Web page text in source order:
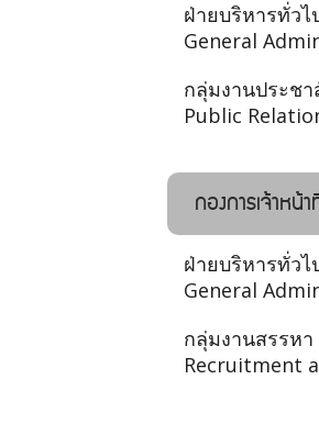
ฝ่ายบริหารทั่วไ
General
กลุ่มงานประช
Public
กองการเจ้าห
ฝ่ายบริหารทั่วไ
General
กลุ่มงานสรรห
Recruitment